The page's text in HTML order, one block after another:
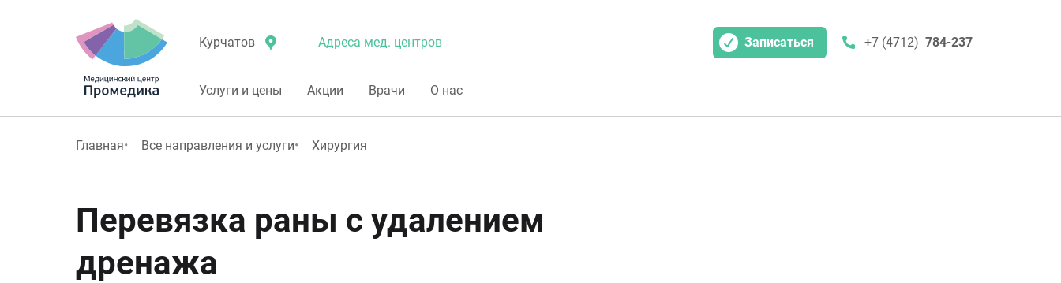
Курчатов Адреса мед. центров Записаться +7 (4712) 784-237
Услуги и цены Акции Врачи О нас
Главная Все направления и услуги Хирургия
Перевязка раны с удалением
дренажа